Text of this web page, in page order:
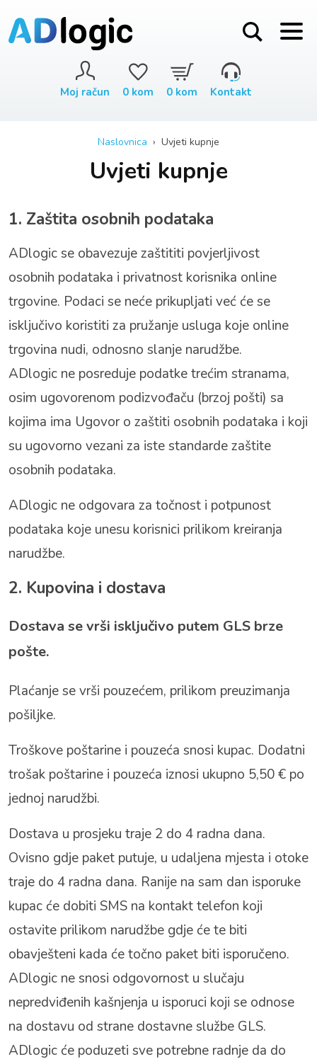
Moj račun 0 kom 0 kom Kontakt
Naslovnica › Uvjeti kupnje
Uvjeti kupnje
1. Zaštita osobnih podataka
ADlogic se obavezuje zaštititi povjerljivost
osobnih podataka i privatnost korisnika online
trgovine. Podaci se neće prikupljati već će se
isključivo koristiti za pružanje usluga koje online
trgovina nudi, odnosno slanje narudžbe.
ADlogic ne posreduje podatke trećim stranama,
osim ugovorenom podizvođaču (brzoj pošti) sa
kojima ima Ugovor o zaštiti osobnih podataka i koji
su ugovorno vezani za iste standarde zaštite
osobnih podataka.
ADlogic ne odgovara za točnost i potpunost
podataka koje unesu korisnici prilikom kreiranja
narudžbe.
2. Kupovina i dostava
Dostava se vrši isključivo putem GLS brze
pošte.
Plaćanje se vrši pouzećem, prilikom preuzimanja
pošiljke.
Troškove poštarine i pouzeća snosi kupac. Dodatni
trošak poštarine i pouzeća iznosi ukupno 5,50 € po
jednoj narudžbi.
Dostava u prosjeku traje 2 do 4 radna dana.
Ovisno gdje paket putuje, u udaljena mjesta i otoke
traje do 4 radna dana. Ranije na sam dan isporuke
kupac će dobiti SMS na kontakt telefon koji
ostavite prilikom narudžbe gdje će te biti
obavješteni kada će točno paket biti isporučeno.
ADlogic ne snosi odgovornost u slučaju
nepredviđenih kašnjenja u isporuci koji se odnose
na dostavu od strane dostavne službe GLS.
ADlogic će poduzeti sve potrebne radnje da do